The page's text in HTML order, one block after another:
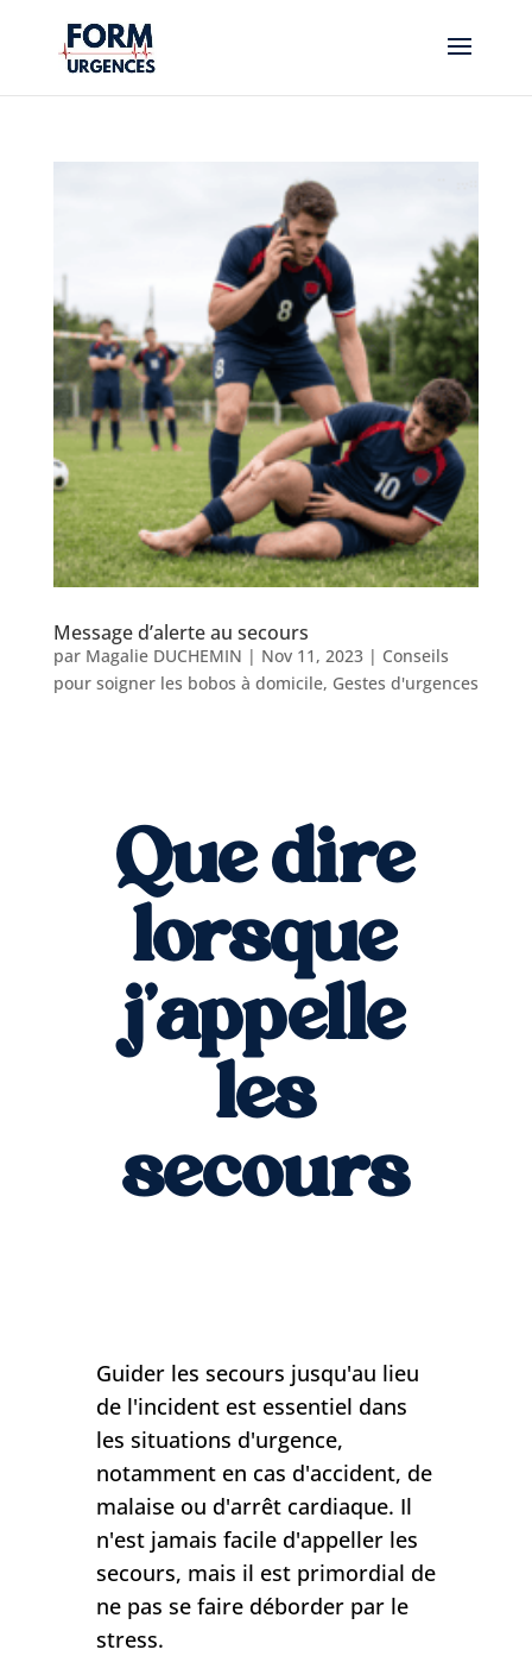
Message d’alerte au secours
par Magalie DUCHEMIN | Nov 11, 2023| Conseils
pour soigner les bobos à domicile, Gestes d'urgences
Que dire
lorsque
j'appelle
les
secours
Guider les secours jusqu'au lieu
de l'incident est essentiel dans
les situations d'urgence,
notamment en cas d'accident, de
malaise ou d'arrêt cardiaque. Il
n'est jamais facile d'appeller les
secours, mais il est primordial de
ne pas se faire déborder par le
stress.